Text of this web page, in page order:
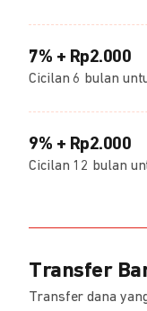
7% + Rp2.000
Cicilan 6 bulan
9% + Rp2.000
Cicilan 12 bulan
Transfer
Transfer dana